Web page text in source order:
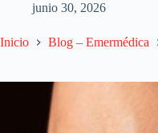
junio 30, 2026
Inicio Blog – Emermédica